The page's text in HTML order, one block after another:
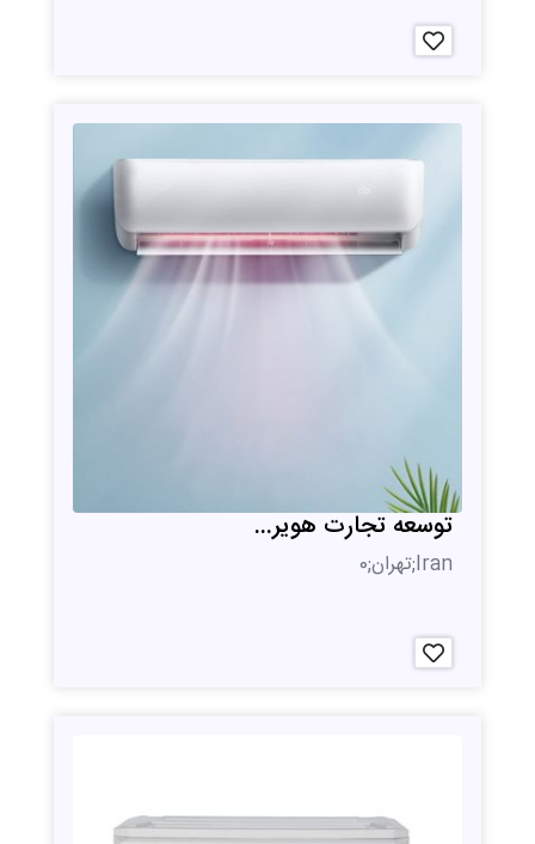
توسعه تجارت هویر...
Iran;تهران;0